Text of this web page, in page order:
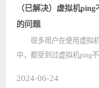
ps蒙版工具怎么用?ps
工????
（已解决）虚拟机ping
的问题
很多用户在使用虚拟
中，都受到过虚拟机ping
2024-06-24